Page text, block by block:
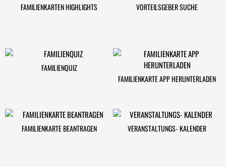
FAMILIENKARTEN HIGHLIGHTS VORTEILSGEBER SUCHE
FAMILIENQUIZ
FAMILIENKARTE APP HERUNTERLADEN
FAMILIENKARTE BEANTRAGEN VERANSTALTUNGS- KALENDER